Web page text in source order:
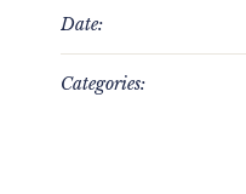
Date:
Categories: